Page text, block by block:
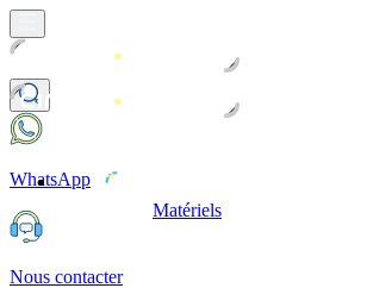
Matériels
WhatsApp
Nous contacter